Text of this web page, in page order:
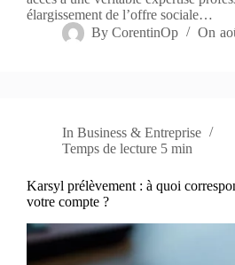
élargissement de l’offre sociale…
By CorentinOp On
In Business & Entreprise
Temps de lecture 5 min
Karsyl prélèvement : à quoi
votre compte ?